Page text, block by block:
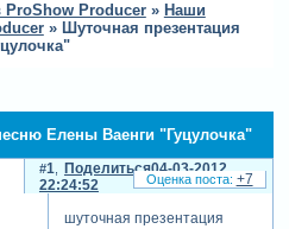
Producer » Наши
» Шуточная презентация
Елены Ваенги "Гуцулочка"
Поделиться
1
04-03-2012
22:24:52
шуточная презентация
+7